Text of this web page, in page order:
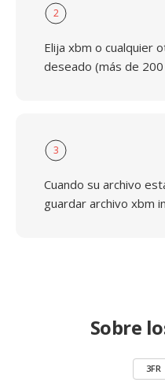
2
Elija xbm o cualquier
deseado (más de
3
Cuando su archivo
guardar archivo xbm
Sobre
3FR